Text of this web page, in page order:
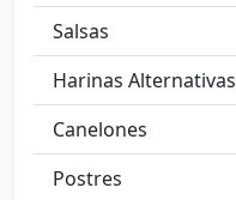
Salsas
Harinas Alternativas
Canelones
Postres